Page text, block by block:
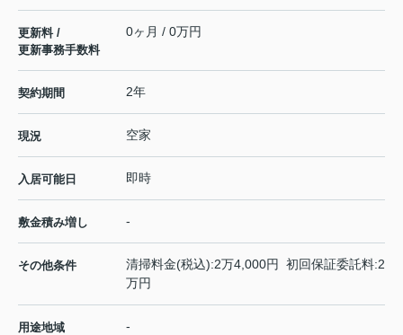
更新料 /
更新事務手数料
0ヶ月 / 0万円
契約期間 2年
現況 空家
入居可能日 即時
敷金積み増し -
その他条件
清掃料金(税込):2万4,000円 初回保証委託料:2
万円
用途地域 -